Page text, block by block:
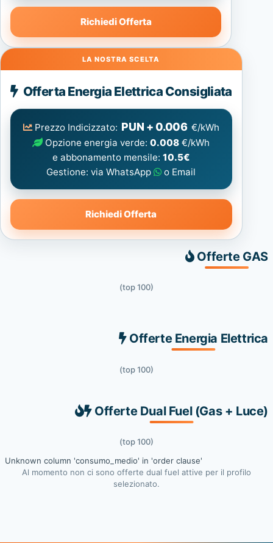
Richiedi Offerta
Energia
Elettrica
consigliata
Offerta Energia Elettrica Consigliata
Prezzo Indicizzato: PUN + 0.006 €/kWh
Opzione energia verde:0.008 €/kWh
e abbonamento mensile: 10.5€
Gestione: via WhatsApp
o Email
Richiedi Offerta
Offerte GAS
(top 100)
Offerte Energia Elettrica
(top 100)
Offerte Dual Fuel (Gas + Luce)
(top 100)
Unknown column 'consumo_medio' in 'order clause'
Al momento non ci sono offerte dual fuel attive per il profilo
selezionato.